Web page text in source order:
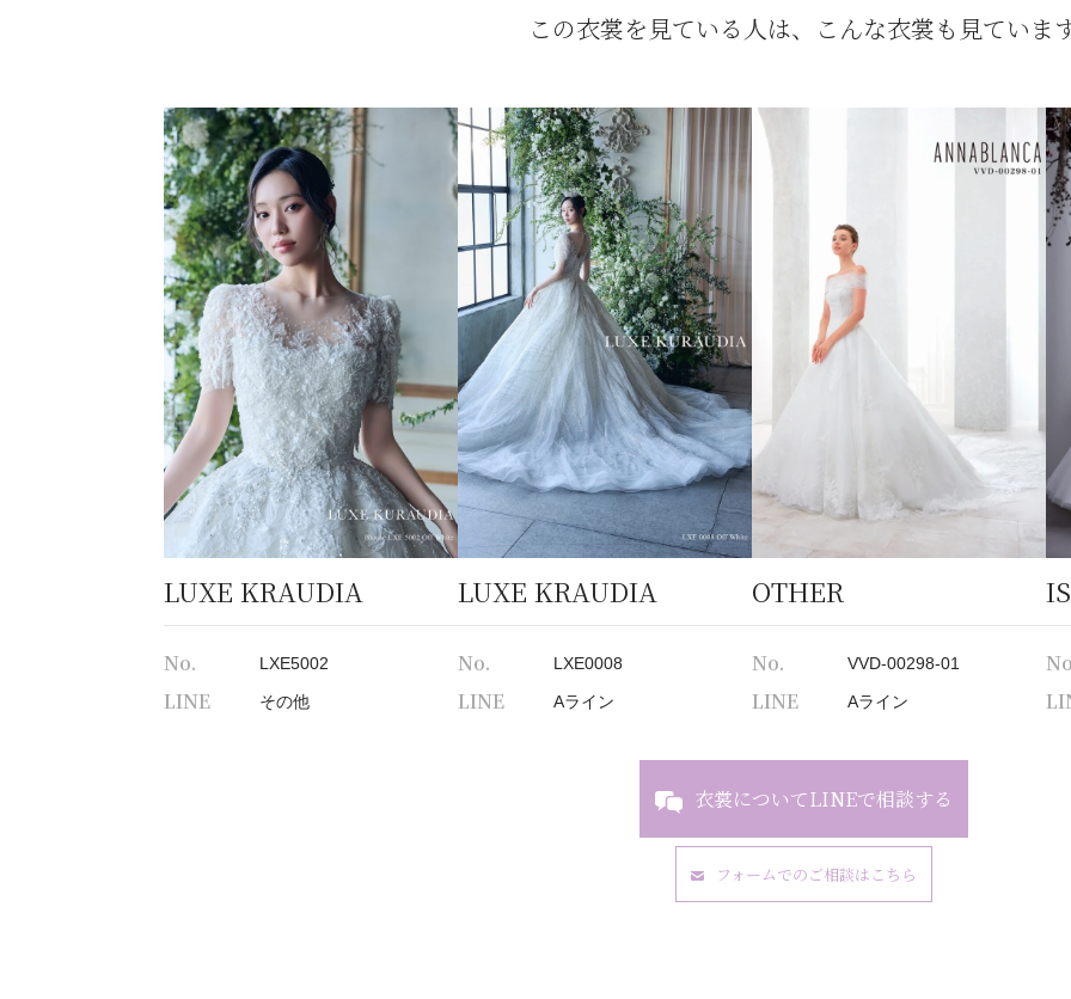
この衣裳を見ている人は、こんな衣裳も見ていま
LUXE KRAUDIA
No. LXE5002
LINE その他
LUXE KRAUDIA
No. LXE0008
LINE Aライン
OTHER
No. VVD-00298-01
LINE Aライン
衣裳についてLINEで相談する
フォームでのご相談はこちら